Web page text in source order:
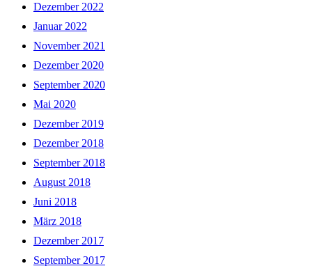
Dezember 2022
Januar 2022
November 2021
Dezember 2020
September 2020
Mai 2020
Dezember 2019
Dezember 2018
September 2018
August 2018
Juni 2018
März 2018
Dezember 2017
September 2017